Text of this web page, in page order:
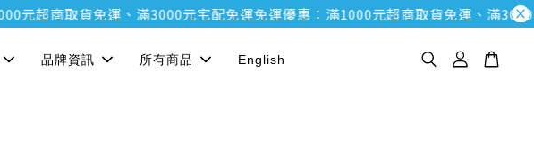
元超商取貨免運、滿3000元宅配免運免運優惠：滿1000元超商取貨免運、滿3000
品牌資訊 所有商品 English